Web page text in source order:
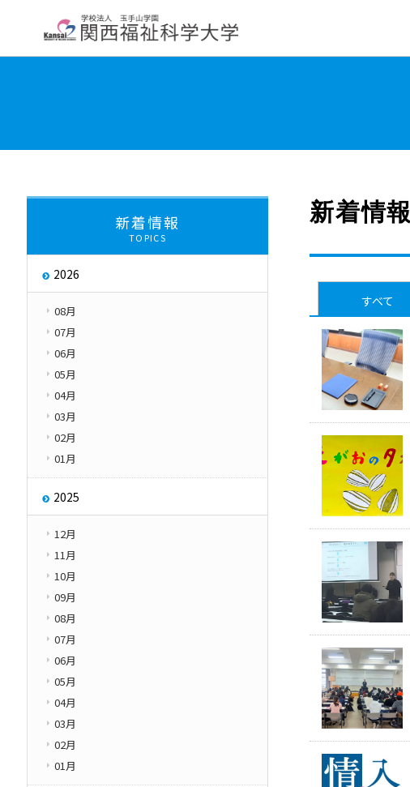
交通アクセス
取り組み
キャンパス・ハラスメント
その他
Other
同窓会
新着情
すべて
新着情報
TOPICS
2026
08月
07月
06月
05月
04月
03月
02月
01月
2025
12月
11月
10月
09月
08月
07月
06月
05月
04月
03月
02月
01月